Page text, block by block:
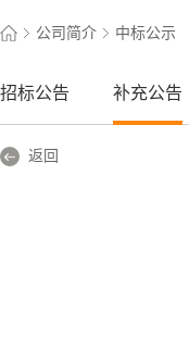
公司简介 中标公示
招标公告 补充公告
返回